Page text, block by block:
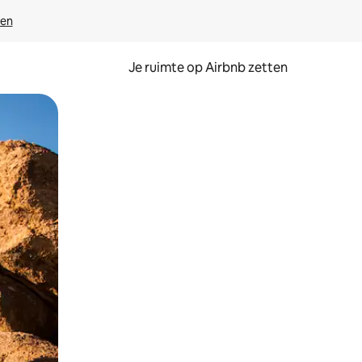
Je ruimte op Airbnb zetten
of swipen.